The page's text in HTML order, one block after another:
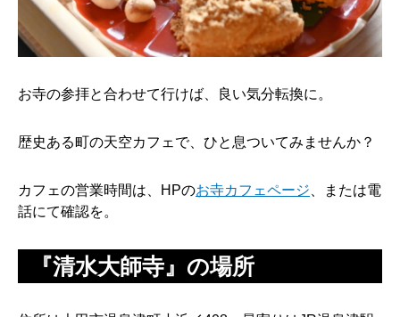
お寺の参拝と合わせて行けば、良い気分転換に。
歴史ある町の天空カフェで、ひと息ついてみませんか？
カフェの営業時間は、HPのお寺カフェページ 、または電
話にて確認を。
『清水大師寺』の場所